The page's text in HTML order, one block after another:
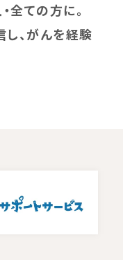
全ての方に。
、がんを経験